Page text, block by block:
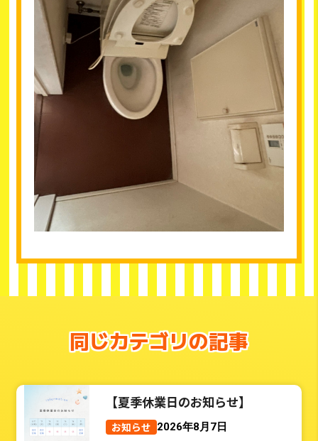
同じカテゴリの記事
【夏季休業日のお知らせ】
お知らせ 2026年8月7日